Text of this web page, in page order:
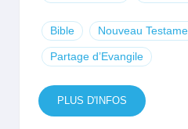
Bible Nouveau
Partage d’Evangile
PLUS D'INFOS